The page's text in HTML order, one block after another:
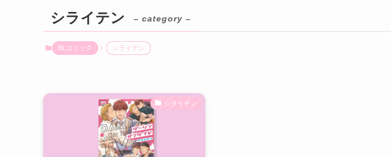
シライテン – category –
BLコミック シライテン
シライテン